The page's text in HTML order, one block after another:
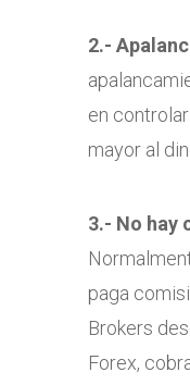
2.-
en
mayor al
3.- No hay
paga
Brokers
Forex,